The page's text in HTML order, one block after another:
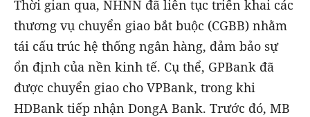
Thời gian qua, NHNN đã liên tục triển khai các
thương vụ chuyển giao bắt buộc (CGBB) nhằm
tái cấu trúc hệ thống ngân hàng, đảm bảo sự
ổn định của nền kinh tế. Cụ thể, GPBank đã
được chuyển giao cho VPBank, trong khi
HDBank tiếp nhận DongA Bank. Trước đó, MB